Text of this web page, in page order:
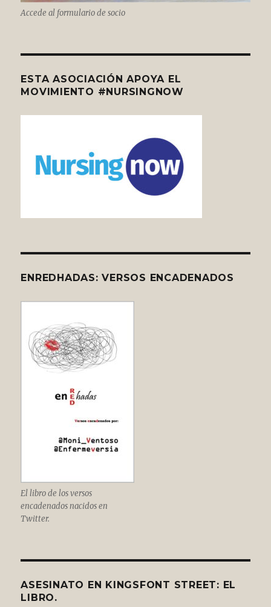
Accede al formulario de socio
ESTA ASOCIACIÓN APOYA EL
MOVIMIENTO #NURSINGNOW
ENREDHADAS: VERSOS ENCADENADOS
El libro de los versos
encadenados nacidos en
Twitter.
ASESINATO EN KINGSFONT STREET: EL
LIBRO.